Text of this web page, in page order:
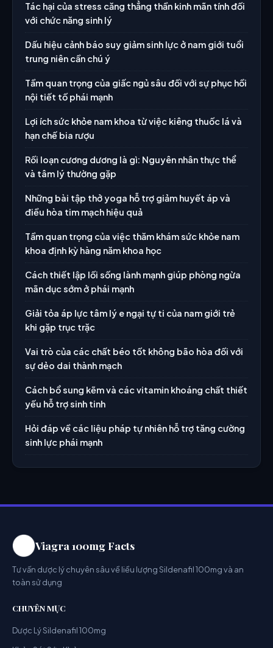
Tác hại của stress căng thẳng thần kinh mãn tính đối
với chức năng sinh lý
Dấu hiệu cảnh báo suy giảm sinh lực ở nam giới tuổi
trung niên cần chú ý
Tầm quan trọng của giấc ngủ sâu đối với sự phục hồi
nội tiết tố phái mạnh
Lợi ích sức khỏe nam khoa từ việc kiêng thuốc lá và
hạn chế bia rượu
Rối loạn cương dương là gì: Nguyên nhân thực thể
và tâm lý thường gặp
Những bài tập thở yoga hỗ trợ giảm huyết áp và
điều hòa tim mạch hiệu quả
Tầm quan trọng của việc thăm khám sức khỏe nam
khoa định kỳ hàng năm khoa học
Cách thiết lập lối sống lành mạnh giúp phòng ngừa
mãn dục sớm ở phái mạnh
Giải tỏa áp lực tâm lý e ngại tự ti của nam giới trẻ
khi gặp trục trặc
Vai trò của các chất béo tốt không bão hòa đối với
sự dẻo dai thành mạch
Cách bổ sung kẽm và các vitamin khoáng chất thiết
yếu hỗ trợ sinh tinh
Hỏi đáp về các liệu pháp tự nhiên hỗ trợ tăng cường
sinh lực phái mạnh
Viagra 100mg Facts
Tư vấn dược lý chuyên sâu về liều lượng Sildenafil 100mg và an
toàn sử dụng
CHUYÊN MỤC
Dược Lý Sildenafil 100mg